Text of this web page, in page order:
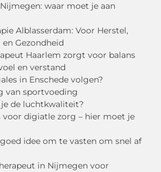
waar moet je aan
Alblasserdam: Voor Herstel,
Gezondheid
Haarlem zorgt voor balans
en verstand
in Enschede volgen?
van sportvoeding
de luchtkwaliteit?
voor digiatle zorg – hier moet je
idee om te vasten om snel af
in Nijmegen voor